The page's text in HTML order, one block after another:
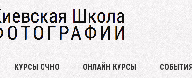
КУРСЫ ОЧНО ОНЛАЙН КУРСЫ СОБЫТИЯ